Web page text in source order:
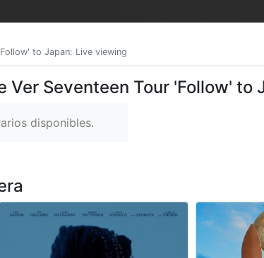
to Japan: Live viewing
Ver Seventeen Tour 'Follow' to
disponibles.